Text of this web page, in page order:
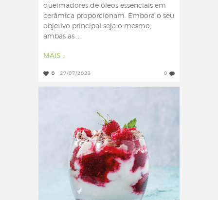
queimadores de óleos essenciais em
cerâmica proporcionam. Embora o seu
objetivo principal seja o mesmo,
ambas as ...
MAIS »
0 27/07/2023 0